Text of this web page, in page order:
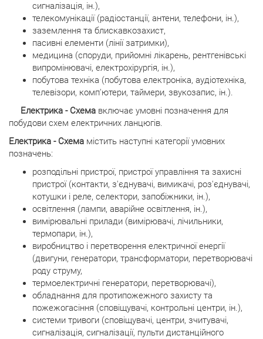
сигналізація, ін.),
телекомунікації (радіостанції, антени, телефони, ін.),
заземлення та блискавкозахист,
пасивні елементи (лінії затримки),
медицина (споруди, прийомні лікарень, рентгенівські
випромінювачі, електрохірургія, ін.),
побутова техніка (побутова електроніка, аудіотехніка,
телевізори, комп'ютери, таймери, звукозапис, ін.).
Електрика - Схема включає умовні позначення для
побудови схем електричних ланцюгів.
Електрика - Схема містить наступні категорії умовних
позначень:
розподільні пристрої, пристрої управління та захисні
пристрої (контакти, з'єднувачі, вимикачі, роз'єднувачі,
котушки і реле, селектори, запобіжники, ін.),
освітлення (лампи, аварійне освітлення, ін.),
вимірювальні прилади (вимірювачі, лічильники,
термопари, ін.),
виробництво і перетворення електричної енергії
(двигуни, генератори, трансформатори, перетворювачі
роду струму,
термоелектричні генератори, перетворювачі),
обладнання для протипожежного захисту та
пожежогасіння (сповіщувачі, контрольні центри, ін.),
системи тривоги (сповіщувачі, центри, зчитувачі,
сигналізація, сигналізації, пульти дистанційного